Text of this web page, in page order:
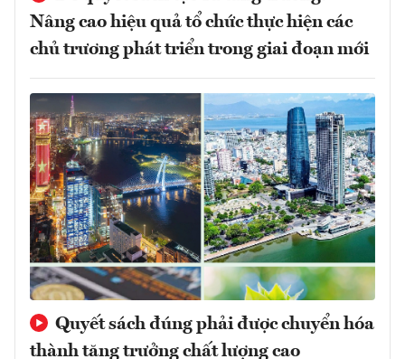
Nâng cao hiệu quả tổ chức thực hiện các
chủ trương phát triển trong giai đoạn mới
Quyết sách đúng phải được chuyển hóa
thành tăng trưởng chất lượng cao